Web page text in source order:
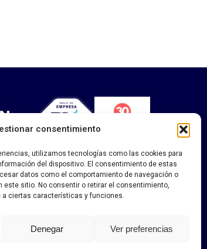
consentimiento
utilizamos tecnologías como las cookies para
del dispositivo. El consentimiento de estas
datos como el comportamiento de navegación o
este sitio. No consentir o retirar el consentimiento,
ciertas características y funciones.
Denegar Ver preferencias